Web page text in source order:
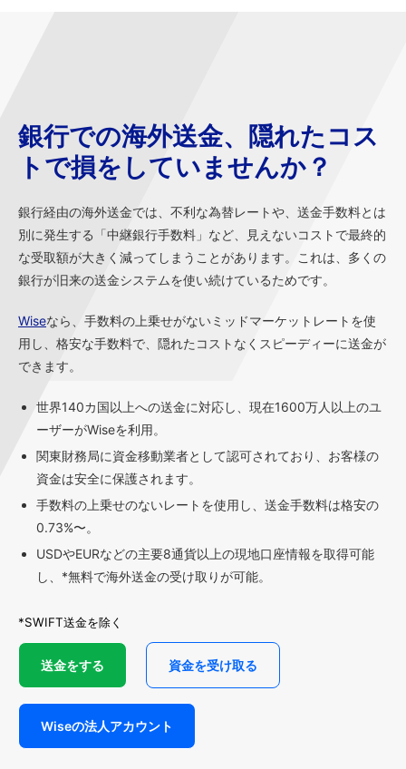
銀行での海外送金、隠れたコス
トで損をしていませんか？
銀行経由の海外送金では、不利な為替レートや、送金手数料とは
別に発生する「中継銀行手数料」など、見えないコストで最終的
な受取額が大きく減ってしまうことがあります。これは、多くの
銀行が旧来の送金システムを使い続けているためです。
Wiseなら、手数料の上乗せがないミッドマーケットレートを使
用し、格安な手数料で、隠れたコストなくスピーディーに送金が
できます。
世界140カ国以上への送金に対応し、現在1600万人以上のユ
ーザーがWiseを利用。
関東財務局に資金移動業者として認可されており、お客様の
資金は安全に保護されます。
手数料の上乗せのないレートを使用し、送金手数料は格安の
0.73%〜。
USDやEURなどの主要8通貨以上の現地口座情報を取得可能
し、*無料で海外送金の受け取りが可能。
*SWIFT送金を除く
送金をする 資金を受け取る
Wiseの法人アカウント